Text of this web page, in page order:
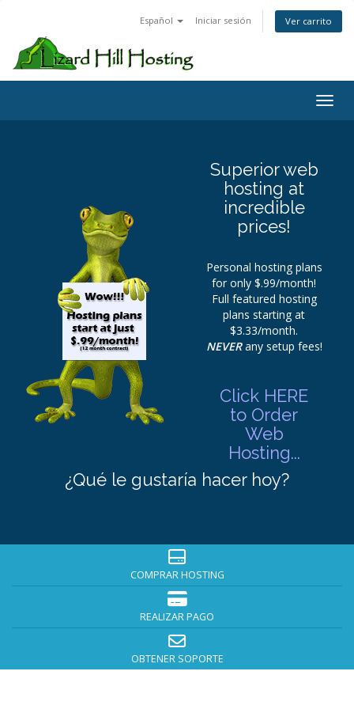
Español Iniciar sesión Ver carrito
Superior web
hosting at
incredible
prices!
Personal hosting plans
for only $.99/month!
Full featured hosting
plans starting at
$3.33/month.
NEVERany setup fees!
Click HERE
to Order
Web
Hosting...
¿Qué le gustaría hacer hoy?
COMPRAR HOSTING
REALIZAR PAGO
OBTENER SOPORTE